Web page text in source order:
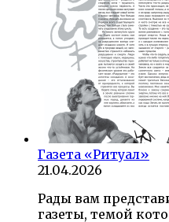
Газета «Ритуал»
21.04.2026
Рады вам
газеты, темой